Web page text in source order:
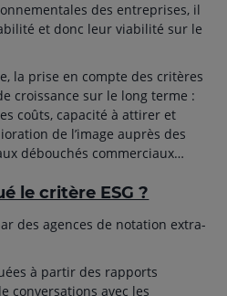
des entreprises, il
et donc leur viabilité sur le
la prise en compte des critères
croissance sur le long terme :
coûts, capacité à attirer et
de l’image auprès des
débouchés commerciaux…
le critère ESG ?
des agences de notation extra-
à partir des rapports
conversations avec les